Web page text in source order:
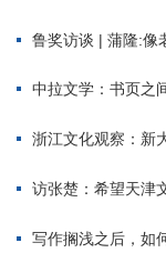
鲁奖访谈 | 蒲隆:像
中拉文学：书页之
浙江文化观察：新
访张楚：希望天津
写作搁浅之后，如